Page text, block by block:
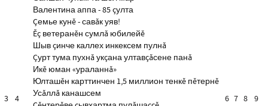
3 4
Валентина аппа - 85 çулта
Çемье кунĕ - савăк уяв!
Ĕç ветеранĕн сумлă юбилейĕ
Шыв çинче каллех инкексем пулнă
Çурт тума пухнă укçана ултавçăсене панă
Икĕ юман «ураланнă»
Юлташĕн карттинчен 1,5 миллион тенкĕ пĕтернĕ
Усăллă канашсем
6 7 8 9